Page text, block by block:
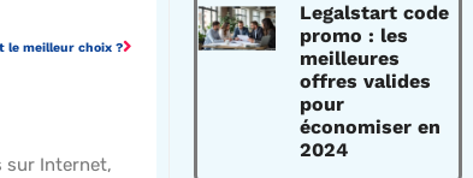
le meilleur choix ?
sur Internet,
Legalstart code
promo : les
meilleures
offres valides
pour
économiser en
2024